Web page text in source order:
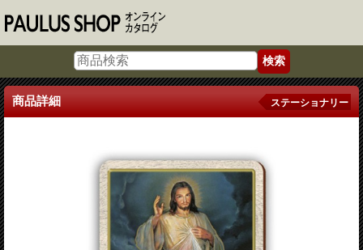
商品詳細 ステーショナリー